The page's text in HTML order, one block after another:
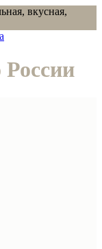
вкусная,
России